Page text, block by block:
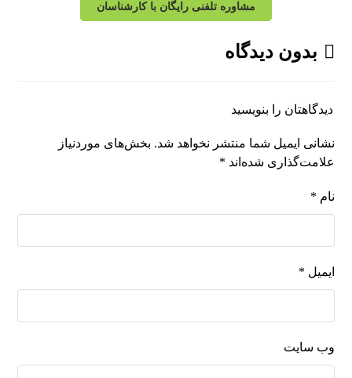
مشاوره تلفنی رایگان با کارشناسان
بدون دیدگاه
دیدگاهتان را بنویسید
نشانی ایمیل شما منتشر نخواهد شد. بخش‌های موردنیاز
علامت‌گذاری شده‌اند *
نام *
ایمیل *
وب‌ سایت